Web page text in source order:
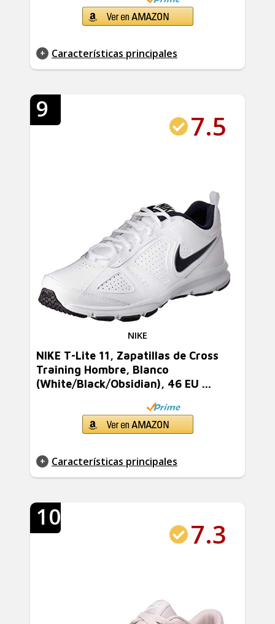
Características principales
9
7.5
NIKE
NIKE T-Lite 11, Zapatillas de Cross
Training Hombre, Blanco
(White/Black/Obsidian), 46 EU ...
Características principales
10
7.3